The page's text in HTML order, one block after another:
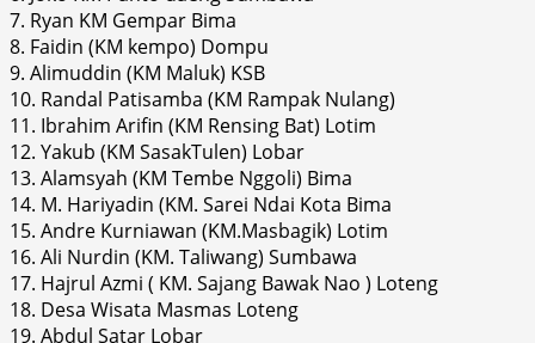
7. Ryan KM Gempar Bima
8. Faidin (KM kempo) Dompu
9. Alimuddin (KM Maluk) KSB
10. Randal Patisamba (KM Rampak Nulang)
11. Ibrahim Arifin (KM Rensing Bat) Lotim
12. Yakub (KM SasakTulen) Lobar
13. Alamsyah (KM Tembe Nggoli) Bima
14. M. Hariyadin (KM. Sarei Ndai Kota Bima
15. Andre Kurniawan (KM.Masbagik) Lotim
16. Ali Nurdin (KM. Taliwang) Sumbawa
17. Hajrul Azmi ( KM. Sajang Bawak Nao ) Loteng
18. Desa Wisata Masmas Loteng
19. Abdul Satar Lobar